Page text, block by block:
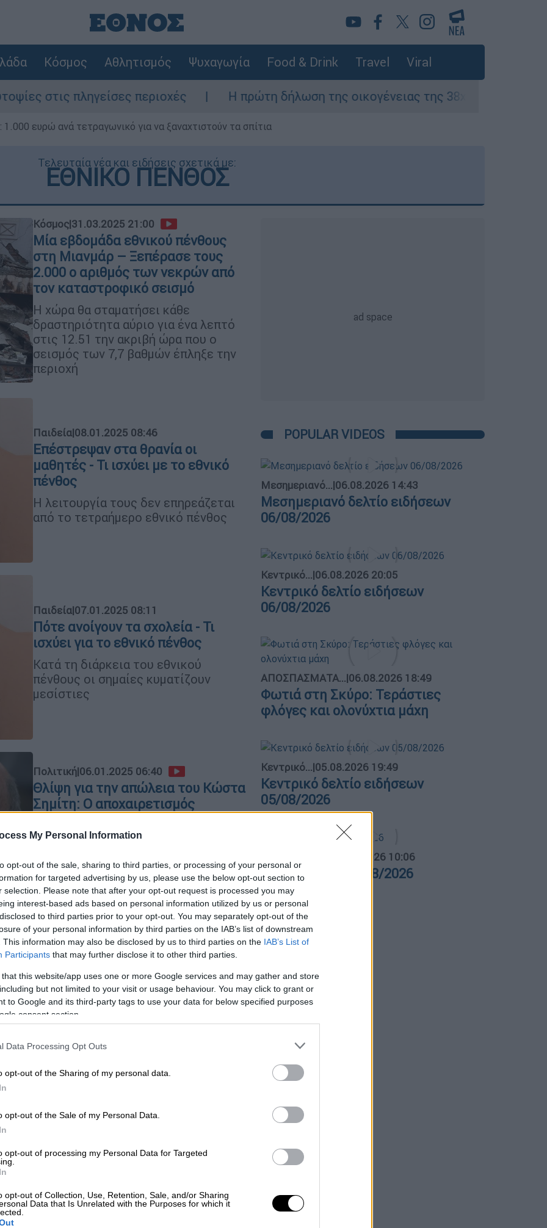
My Personal Information
opt-out of the sale, sharing to third parties, or processing of your personal or
for targeted advertising by us, please use the below opt-out section to
selection. Please note that after your opt-out request is processed you may
interest-based ads based on personal information utilized by us or personal
to third parties prior to your opt-out. You may separately opt-out of the
of your personal information by third parties on the IAB’s list of downstream
This information may also be disclosed by us to third parties on the IAB’s List of
Participants that may further disclose it to other third parties.
that this website/app uses one or more Google services and may gather and store
but not limited to your visit or usage behaviour. You may click to grant or
to Google and its third-party tags to use your data for below specified purposes
consent section.
Data Processing Opt Outs
opt-out of the Sharing of my personal data.
opt-out of the Sale of my Personal Data.
opt-out of processing my Personal Data for Targeted
opt-out of Collection, Use, Retention, Sale, and/or Sharing
Data that Is Unrelated with the Purposes for which it
Κόσμος Αθλητισμός Ψυχαγωγία Food & Drink Travel Viral
περιοχές Η πρώτη δήλωση της οικογένειας της 38χρονης Βρετανίδας που
ευρώ ανά τετραγωνικό για να ξαναχτιστούν τα σπίτια
Τελευταία νέα και ειδήσεις σχετικά με:
ΕΘΝΙΚΟ ΠΕΝΘΟΣ
Κόσμος|31.03.2025 21:00
Μία εβδομάδα εθνικού πένθους
στη Μιανμάρ – Ξεπέρασε τους
2.000 ο αριθμός των νεκρών από
τον καταστροφικό σεισμό
Η χώρα θα σταματήσει κάθε
δραστηριότητα αύριο για ένα λεπτό
στις 12.51 την ακριβή ώρα που ο
σεισμός των 7,7 βαθμών έπληξε την
περιοχή
Παιδεία|08.01.2025 08:46
Επέστρεψαν στα θρανία οι
μαθητές - Τι ισχύει με το εθνικό
πένθος
Η λειτουργία τους δεν επηρεάζεται
από το τετραήμερο εθνικό πένθος
Παιδεία|07.01.2025 08:11
Πότε ανοίγουν τα σχολεία - Τι
ισχύει για το εθνικό πένθος
Κατά τη διάρκεια του εθνικού
πένθους οι σημαίες κυματίζουν
μεσίστιες
Πολιτική|06.01.2025 06:40
Θλίψη για την απώλεια του Κώστα
Σημίτη: Ο αποχαιρετισμός
πορεία του
σύγχρονη ιστορία – Την Πέμπτη η
κηδεία του
Παιδεία|05.01.2025 15:59
Τετραήμερο εθνικό πένθος: Τι θα
ισχύσει με τα σχολεία
Δεν αλλάζει το χρονοδιάγραμμα του
Υπουργείου Παιδείας
Τετραήμερο εθνικό πένθος: Τι
κηρύσσεται
Οι 10 φορές που έχει κηρυχθεί στην
POPULAR VIDEOS
Μεσημεριανό...|06.08.2026 14:43
Μεσημεριανό δελτίο ειδήσεων
06/08/2026
Κεντρικό...|06.08.2026 20:05
Κεντρικό δελτίο ειδήσεων
06/08/2026
ΑΠΟΣΠΑΣΜΑΤΑ...|06.08.2026 18:49
Φωτιά στη Σκύρο: Τεράστιες
φλόγες και ολονύχτια μάχη
Κεντρικό...|05.08.2026 19:49
Κεντρικό δελτίο ειδήσεων
05/08/2026
06.08.2026 10:06
Ώρα Ελλάδος 06/08/2026